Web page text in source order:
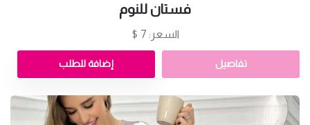
فستان للنوم
السعر: 7 $
تفاصيل إضافة للطلب